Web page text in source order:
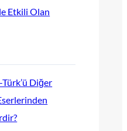
Etkili Olan
Diğer